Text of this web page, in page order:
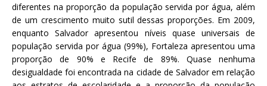
diferentes na proporção da população servida por água, além
de um crescimento muito sutil dessas proporções. Em 2009,
enquanto Salvador apresentou níveis quase universais de
população servida por água (99%), Fortaleza apresentou uma
proporção de 90% e Recife de 89%. Quase nenhuma
desigualdade foi encontrada na cidade de Salvador em relação